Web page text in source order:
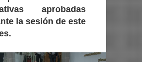
aprobadas
la sesión de este